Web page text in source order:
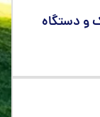
و دستگاه